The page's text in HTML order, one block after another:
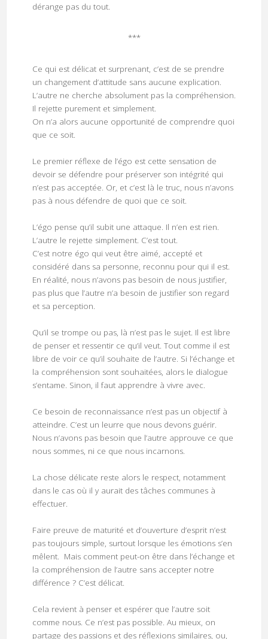
dérange pas du tout.
***
Ce qui est délicat et surprenant, c’est de se prendre
un changement d’attitude sans aucune explication.
L’autre ne cherche absolument pas la compréhension.
Il rejette purement et simplement.
On n’a alors aucune opportunité de comprendre quoi
que ce soit.
Le premier réflexe de l’égo est cette sensation de
devoir se défendre pour préserver son intégrité qui
n’est pas acceptée. Or, et c’est là le truc, nous n’avons
pas à nous défendre de quoi que ce soit.
L’égo pense qu’il subit une attaque. Il n’en est rien.
L’autre le rejette simplement. C’est tout.
C’est notre égo qui veut être aimé, accepté et
considéré dans sa personne, reconnu pour qui il est.
En réalité, nous n’avons pas besoin de nous justifier,
pas plus que l’autre n’a besoin de justifier son regard
et sa perception.
Qu’il se trompe ou pas, là n’est pas le sujet. Il est libre
de penser et ressentir ce qu’il veut. Tout comme il est
libre de voir ce qu’il souhaite de l’autre. Si l’échange et
la compréhension sont souhaitées, alors le dialogue
s’entame. Sinon, il faut apprendre à vivre avec.
Ce besoin de reconnaissance n’est pas un objectif à
atteindre. C’est un leurre que nous devons guérir.
Nous n’avons pas besoin que l’autre approuve ce que
nous sommes, ni ce que nous incarnons.
La chose délicate reste alors le respect, notamment
dans le cas où il y aurait des tâches communes à
effectuer.
Faire preuve de maturité et d’ouverture d’esprit n’est
pas toujours simple, surtout lorsque les émotions s’en
mêlent. Mais comment peut-on être dans l’échange et
la compréhension de l’autre sans accepter notre
différence ? C’est délicat.
Cela revient à penser et espérer que l’autre soit
comme nous. Ce n’est pas possible. Au mieux, on
partage des passions et des réflexions similaires, ou,